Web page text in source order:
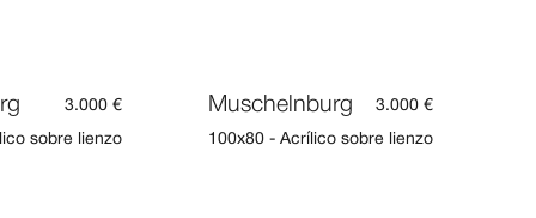
3.000 €
sobre lienzo
Muschelnburg 3.000 €
100x80 - Acrílico sobre lienzo